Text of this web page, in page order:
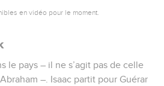
en vidéo pour le moment.
le pays – il ne s’agit pas de celle
–. Isaac partit pour Guérar